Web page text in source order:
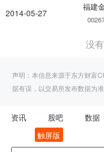
2014-05-27
福建
没
声明：本信息来源于东方财富
据有误，以交易所发布数据为
资讯 股吧 数据
触屏版